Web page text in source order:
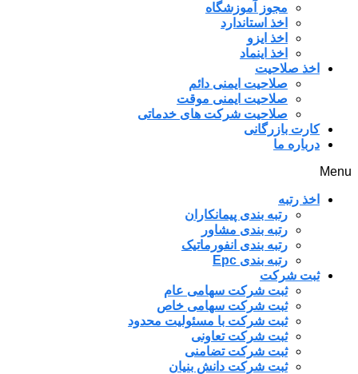
مجوز آموزشگاه
اخذ استاندارد
اخذ ایزو
اخذ اینماد
اخذ صلاحیت
صلاحیت ایمنی دائم
صلاحیت ایمنی موقت
صلاحیت شرکت های خدماتی
کارت بازرگانی
درباره ما
Menu
اخذ رتبه
رتبه بندی پیمانکاران
رتبه بندی مشاور
رتبه بندی انفورماتیک
رتبه بندی Epc
ثبت شرکت
ثبت شرکت سهامی عام
ثبت شرکت سهامی خاص
ثبت شرکت با مسئولیت محدود
ثبت شرکت تعاونی
ثبت شرکت تضامنی
ثبت شرکت دانش بنیان